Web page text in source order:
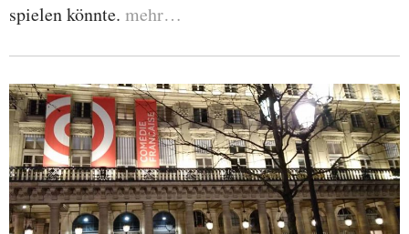
spielen könnte. mehr…